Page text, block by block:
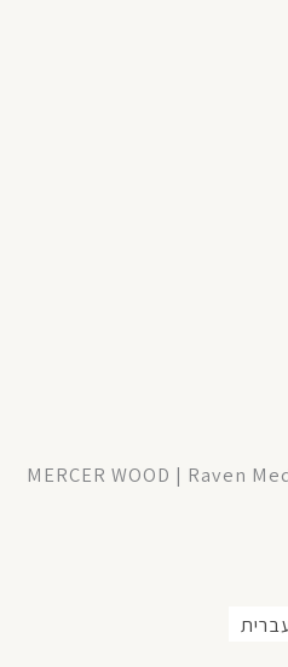
© 2024 MERCER WOOD |